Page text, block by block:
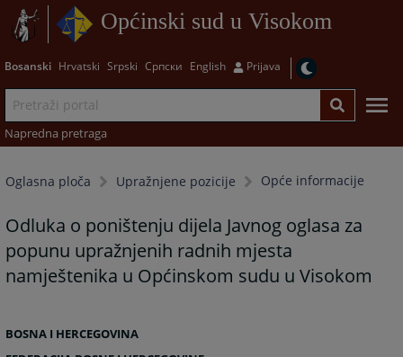
Općinski sud u Visokom
Bosanski Hrvatski Srpski Српски English Prijava
Napredna pretraga
Oglasna ploča Upražnjene pozicije Opće informacije
Odluka o poništenju dijela Javnog oglasa za
popunu upražnjenih radnih mjesta
namještenika u Općinskom sudu u Visokom
BOSNA I HERCEGOVINA